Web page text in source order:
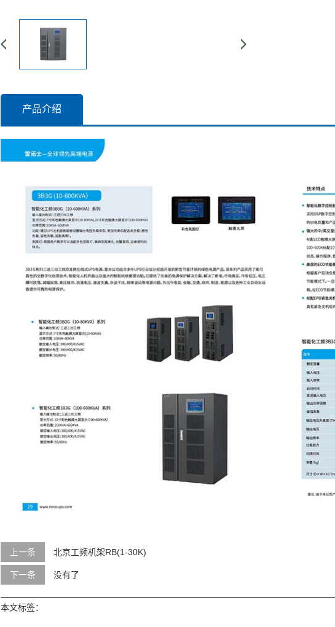
产品介绍
上一条 北京工频机架RB(1-30K)
下一条 没有了
本文标签：